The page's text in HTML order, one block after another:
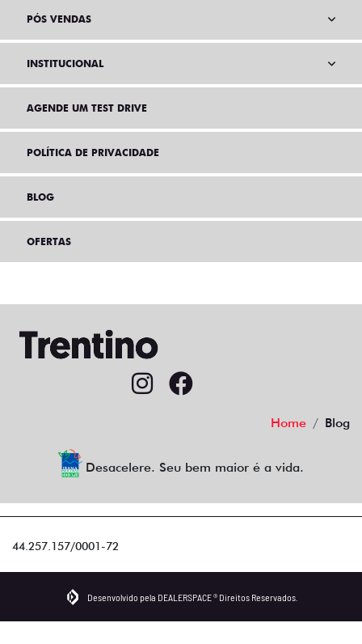
PÓS VENDAS
INSTITUCIONAL
AGENDE UM TEST DRIVE
POLÍTICA DE PRIVACIDADE
BLOG
OFERTAS
Home Blog
Desacelere. Seu bem maior é a vida.
44.257.157/0001-72
Desenvolvido pela DEALERSPACE ® Direitos Reservados.